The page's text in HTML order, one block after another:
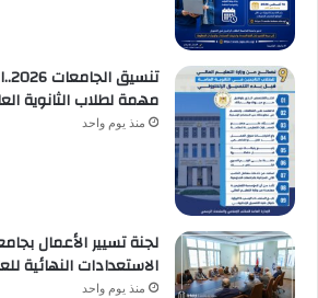
مهمة لطلاب الثانوية
منذ يوم واحد
لجنة تسيير الأعمال
الاستعدادات النهائية
منذ يوم واحد